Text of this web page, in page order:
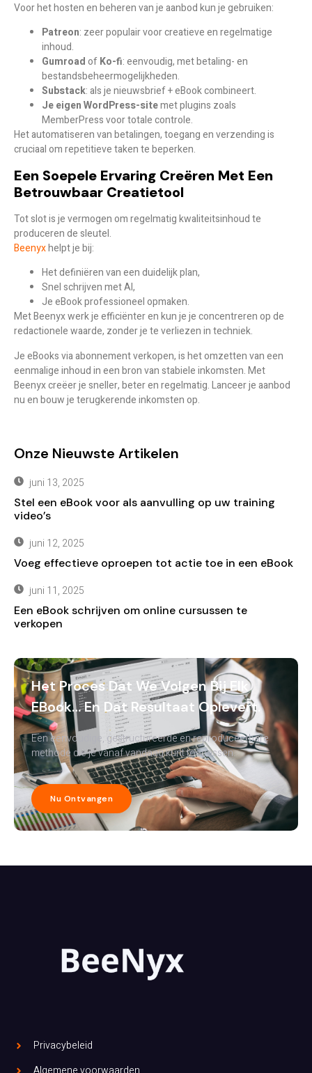
Voor het hosten en beheren van je aanbod kun je gebruiken:
Patreon: zeer populair voor creatieve en regelmatige
inhoud.
GumroadofKo-fi: eenvoudig, met betaling- en
bestandsbeheermogelijkheden.
Substack: als je nieuwsbrief + eBook combineert.
Je eigen WordPress-sitemet plugins zoals
MemberPress voor totale controle.
Het automatiseren van betalingen, toegang en verzending is
cruciaal om repetitieve taken te beperken.
Een Soepele Ervaring Creëren Met Een
Betrouwbaar Creatietool
Tot slot is je vermogen om regelmatig kwaliteitsinhoud te
produceren de sleutel.
Beenyxhelpt je bij:
Het definiëren van een duidelijk plan,
Snel schrijven met AI,
Je eBook professioneel opmaken.
Met Beenyx werk je efficiënter en kun je je concentreren op de
redactionele waarde, zonder je te verliezen in techniek.
Je eBooks via abonnement verkopen, is het omzetten van een
eenmalige inhoud in een bron van stabiele inkomsten. Met
Beenyx creëer je sneller, beter en regelmatig. Lanceer je aanbod
nu en bouw je terugkerende inkomsten op.
Onze Nieuwste Artikelen
juni 13, 2025
Stel een eBook voor als aanvulling op uw training
video’s
juni 12, 2025
Voeg effectieve oproepen tot actie toe in een eBook
juni 11, 2025
Een eBook schrijven om online cursussen te
verkopen
Het Proces Dat We Volgen Bij Elk
EBook… En Dat Resultaat Oplevert.
Een eenvoudige, gestructureerde en reproduceerbare
methode die je vanaf vandaag kunt toepassen.
Nu Ontvangen
Privacybeleid